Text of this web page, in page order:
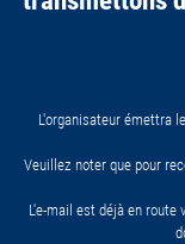
L'organisateur émettra
Veuillez noter que pour
L'e-mail est déjà en